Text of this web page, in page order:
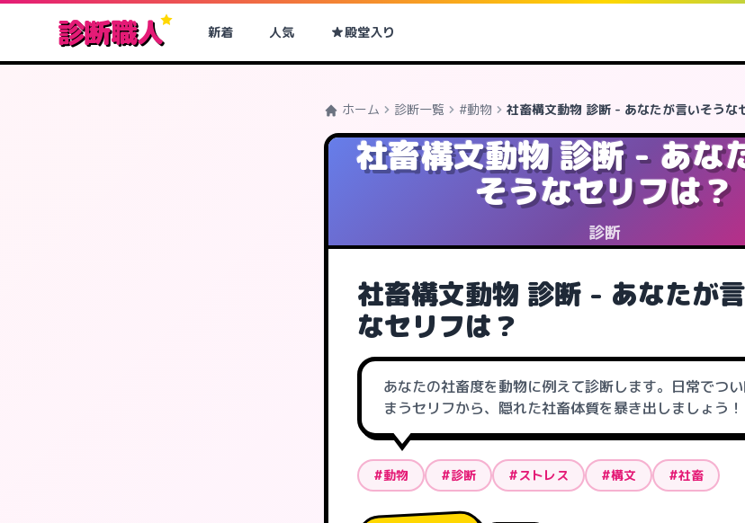
診断職人 新着 人気 殿堂入り
ホーム 診断一覧 #動物 社畜構文動物 診断 - あなたが言いそうな
社畜構文動物 診断 - あな
そうなセリフは？
診断
社畜構文動物 診断 - あなたが
なセリフは？
あなたの社畜度を動物に例えて診断します。日常でつ
まうセリフから、隠れた社畜体質を暴き出しましょう！
#動物 #診断 #ストレス #構文 #社畜